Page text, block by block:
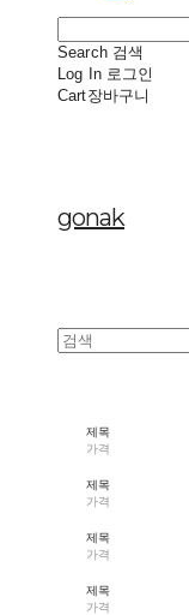
Search 검색
Log In 로그인
Cart장바구니
gonak
제목
가격
제목
가격
제목
가격
제목
가격